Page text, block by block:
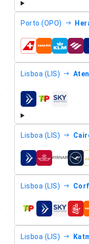
Porto (OPO)
companhias aéreas
Lisboa (LIS)
companhias aéreas
Lisboa (LIS)
companhias aéreas
Lisboa (LIS)
companhias aéreas
Lisboa (LIS)